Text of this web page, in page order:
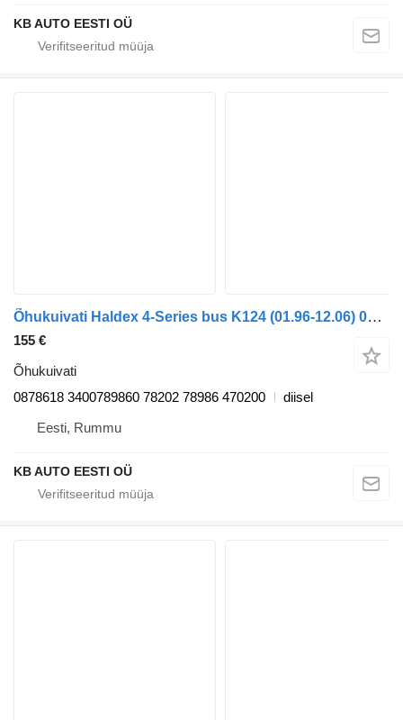
KB AUTO EESTI OÜ
Õhukuivati Haldex 4-Series bus K124 (01.96-12.06) 0878618 tüübi jaoks bussi Scania 4-series bus (1995-2006)
155 €
Õhukuivati
0878618 3400789860 78202 78986 470200
diisel
Eesti, Rummu
KB AUTO EESTI OÜ